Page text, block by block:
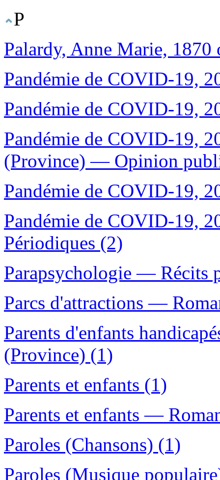
P
Palardy, Anne Marie,
Pandémie de COVID-19,
Pandémie de COVID-19,
Pandémie de COVID-19,
(Province) — Opinion
Pandémie de COVID-19,
Pandémie de COVID-19,
Périodiques (2)
Parapsychologie — Récits
Parcs d'attractions —
Parents d'enfants
(Province) (1)
Parents et enfants (1)
Parents et enfants —
Paroles (Chansons) (1)
Paroles (Musique